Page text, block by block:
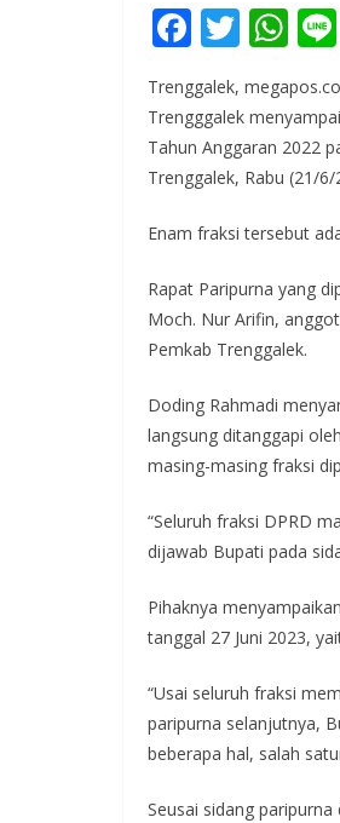
F
ac
e
b
o
o
T
itt
er
W
at
s
A
p
Trenggalek,
Trengggalek
Tahun Anggaran 2022
Trenggalek, Rabu (21/6/
Enam fraksi tersebut
Rapat Paripurna yang
Moch. Nur Arifin,
Pemkab Trenggalek.
Doding Rahmadi
langsung ditanggapi
masing-masing fraksi
“Seluruh fraksi DPRD
dijawab Bupati pada
Pihaknya
tanggal 27 Juni 2023,
“Usai seluruh fraksi
paripurna selanjutnya,
beberapa hal, salah
Seusai sidang